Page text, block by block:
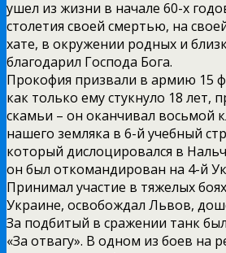
ушел из жизни в начале 60-х
столетия своей смертью, на
хате, в окружении родных и
благодарил Господа Бога.
Прокофия призвали в армию 15
как только ему стукнуло 18 лет,
скамьи – он оканчивал восьмой
нашего земляка в 6-й учебный
который дислоцировался в
он был откомандирован на 4-й
Принимал участие в тяжелых
Украине, освобождал Львов,
За подбитый в сражении танк
«За отвагу». В одном из боев на